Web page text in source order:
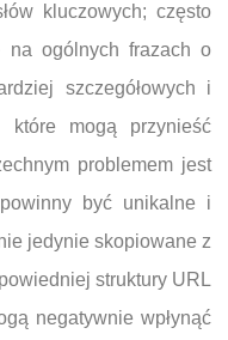
kluczowych; często
na ogólnych frazach o
szczegółowych i
które mogą przynieść
problemem jest
być unikalne i
jedynie skopiowane z
struktury URL
negatywnie wpłynąć